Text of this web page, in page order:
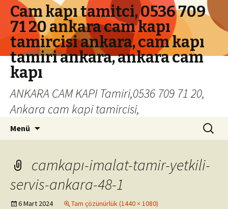
Cam kapı tamitci, 0536 709
71 20 ankara cam kapı
tamircisi ankara, cam kapı
tamiri ankara, ankara cam
kapı
ANKARA CAM KAPI Tamiri,0536 709 71 20,
Ankara cam kapi tamircisi,
Menü Arama:
camkapı-imalat-tamir-yetkili-
servis-ankara-48-1
6 Mart 2024 Tam çözünürlük (1440 × 1080)